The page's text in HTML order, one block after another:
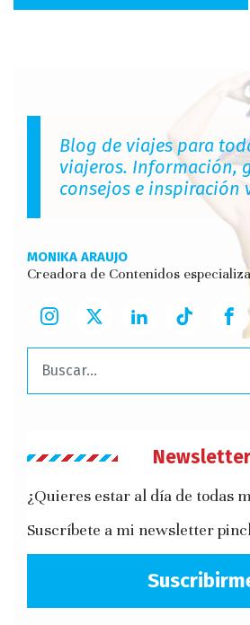
Blog de viajes para
viajeros. Información,
consejos e inspiración
MONIKA ARAUJO
Creadora de Contenidos
Buscar:
Newsletter
¿Quieres estar al día de todas
Suscríbete a mi newsletter